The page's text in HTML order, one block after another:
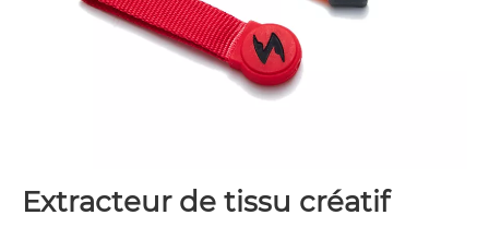
Extracteur de tissu créatif